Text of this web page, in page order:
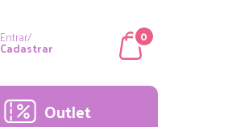
Entrar/
Cadastrar
0
Outlet